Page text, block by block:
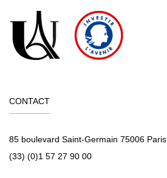
CONTACT
85 boulevard Saint-Germain 75006 Paris
(33) (0)1 57 27 90 00